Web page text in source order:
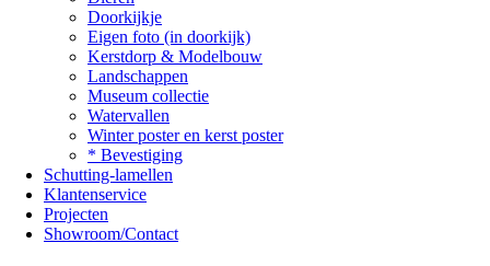
Doorkijkje
Eigen foto (in doorkijk)
Kerstdorp & Modelbouw
Landschappen
Museum collectie
Watervallen
Winter poster en kerst poster
* Bevestiging
Schutting-lamellen
Klantenservice
Projecten
Showroom/Contact